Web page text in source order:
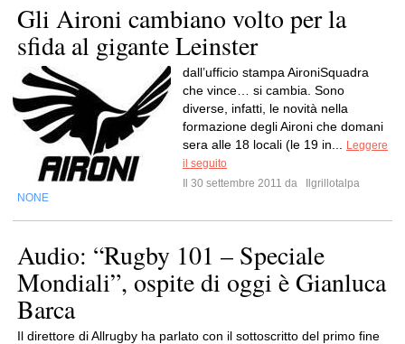
Gli Aironi cambiano volto per la
sfida al gigante Leinster
dall’ufficio stampa AironiSquadra
che vince… si cambia. Sono
diverse, infatti, le novità nella
formazione degli Aironi che domani
sera alle 18 locali (le 19 in...
Leggere
il seguito
Il 30 settembre 2011 da
Ilgrillotalpa
NONE
Audio: “Rugby 101 – Speciale
Mondiali”, ospite di oggi è Gianluca
Barca
Il direttore di Allrugby ha parlato con il sottoscritto del primo fine